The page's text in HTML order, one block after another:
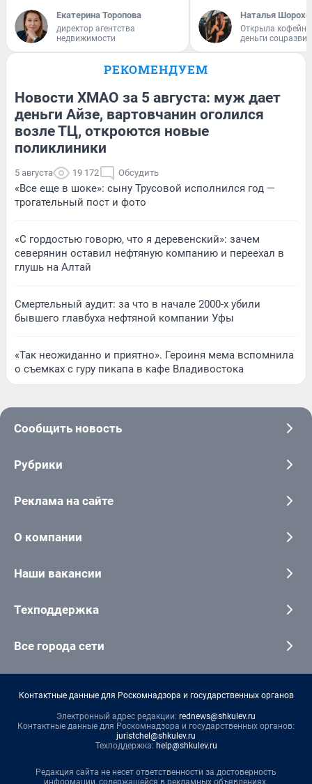
Екатерина Торопова
директор агентства
недвижимости
Наталья
Открыла
деньги
РЕКОМЕНДУЕМ
Новости ХМАО за 5 августа: муж дает
деньги Айзе, вартовчанин оголился
возле ТЦ, откроются новые
поликлиники
5 августа 19 172 Обсудить
«Все еще в шоке»: сыну Трусовой исполнился год —
трогательный пост и фото
«С гордостью говорю, что я деревенский»: зачем
северянин оставил нефтяную компанию и переехал в
глушь на Алтай
Смертельный аудит: за что в начале 2000-х убили
бывшего главбуха нефтяной компании Уфы
«Так неожиданно и приятно». Героиня мема вспомнила
о съемках с гуру пикапа в кафе Владивостока
Сообщить новость
Рубрики
Реклама на сайте
О компании
Наши вакансии
Техподдержка
Все города сети
Контактные данные для Роскомнадзора и государственных органов
Электронный адрес редакции: rednews@shkulev.ru
Контактные данные для Роскомнадзора и государственных органов:
juristchel@shkulev.ru
Техподдержка: help@shkulev.ru
Редакция сайта не несет ответственности за достоверность
информации, содержащейся в рекламных объявлениях.